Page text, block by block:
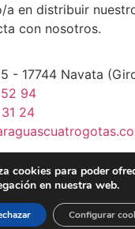
a en distribuir
con nosotros.
- 17744 Navata
94
24
CuatroGotas - All
cookies para poder
en nuestra web.
Configurar